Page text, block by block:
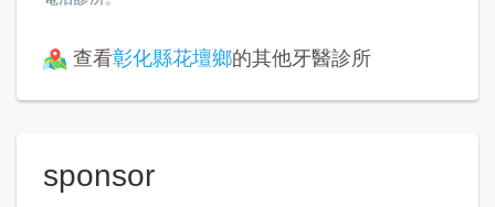
查看彰化縣花壇鄉的其他牙醫診所
sponsor